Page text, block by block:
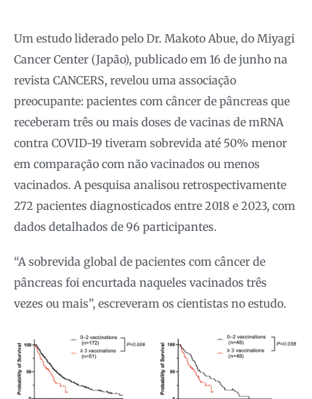
Um estudo liderado pelo Dr. Makoto Abue, do Miyagi
Cancer Center (Japão), publicado em 16 de junho na
revista CANCERS, revelou uma associação
preocupante: pacientes com câncer de pâncreas que
receberam três ou mais doses de vacinas de mRNA
contra COVID-19 tiveram sobrevida até 50% menor
em comparação com não vacinados ou menos
vacinados. A pesquisa analisou retrospectivamente
272 pacientes diagnosticados entre 2018 e 2023, com
dados detalhados de 96 participantes.
“A sobrevida global de pacientes com câncer de
pâncreas foi encurtada naqueles vacinados três
vezes ou mais”, escreveram os cientistas no estudo.